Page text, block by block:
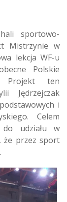
sportowo-
Mistrzynie w
lekcja WF-u
Polskie
Projekt ten
Jędrzejczak
i
Celem
do udziału w
że przez sport